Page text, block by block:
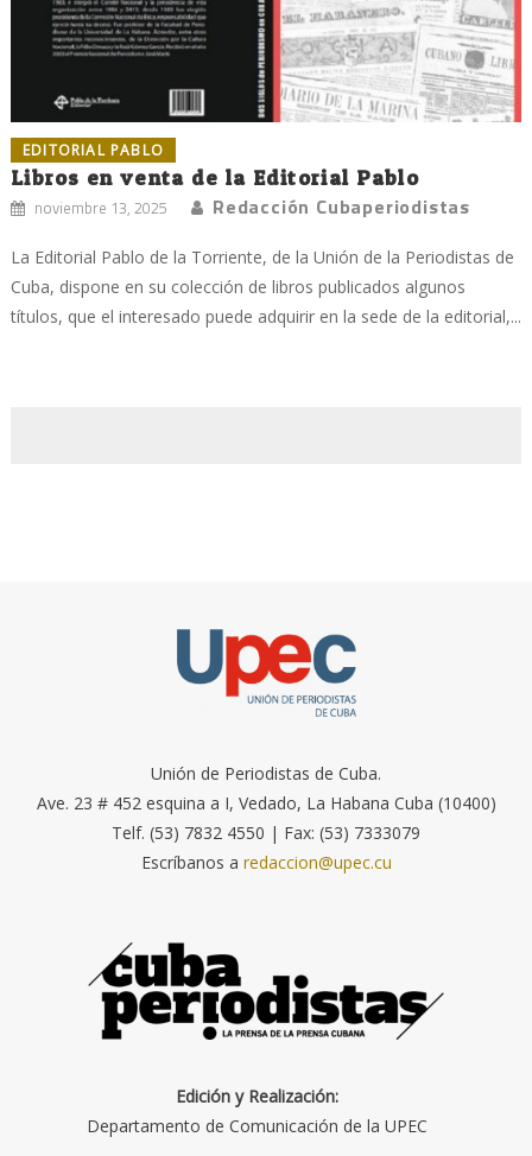
EDITORIAL PABLO
Libros en venta de la Editorial Pablo
noviembre 13, 2025 Redacción Cubaperiodistas
La Editorial Pablo de la Torriente, de la Unión de la Periodistas de
Cuba, dispone en su colección de libros publicados algunos
títulos, que el interesado puede adquirir en la sede de la editorial,...
Unión de Periodistas de Cuba.
Ave. 23 # 452 esquina a I, Vedado, La Habana Cuba (10400)
Telf. (53) 7832 4550 | Fax: (53) 7333079
Escríbanos a redaccion@upec.cu
Edición y Realización:
Departamento de Comunicación de la UPEC